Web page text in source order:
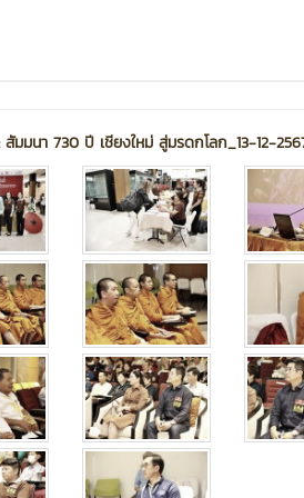
สัมมนา 730 ปี เชียงใหม่ สู่มรดกโลก_13-12-